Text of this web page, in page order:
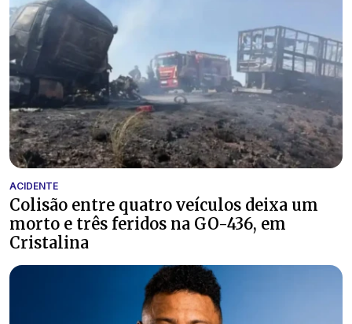
ACIDENTE
Colisão entre quatro veículos deixa um
morto e três feridos na GO-436, em
Cristalina